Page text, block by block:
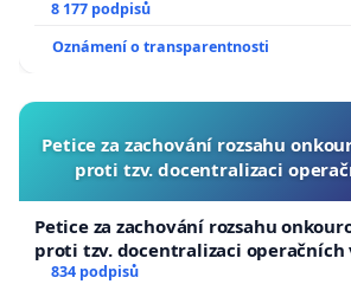
University
8 177 podpisů
Oznámení o transparentnosti
Petice za zachování rozsahu
proti tzv. docentralizaci
Petice za zachování rozsahu
proti tzv. docentralizaci operačních
834 podpisů